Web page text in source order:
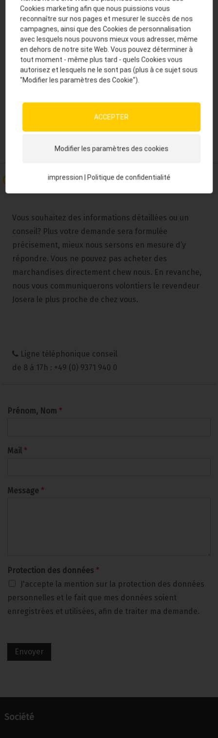
Contact et service
Vous souhaitez des informations détaillées ou un
conseil? Plus votre demande sera formulée
précisement, mieux nous sersons en mesure d’y
répondre. Vous ne pouvez pas acheter des
marchandises directement chew nous. En revanche,
nous vous communiquerons volontiers le revendeur
Josera le plus proche de chez vous.
Ligne téléphonique conseil
de 8 á 17h : +49 (0) 9371 940 0
Prénom, Nom*
Mail*
Message*
Protection des données*
J'accepte la mention sur la protection des données
personnelles et le fait que mes données soient
enregistrées et utilisées, afin de traiter ma demande.
Envoyer
Société
Cookies marketing afin que nous puissions vous
reconnaître sur nos pages et mesurer le succès de nos
campagnes, ainsi que des Cookies de personnalisation
avec lesquels nous pouvons mieux vous adresser, même
en dehors de notre site Web. Vous pouvez déterminer à
tout moment - même plus tard - quels Cookies vous
autorisez et lesquels ne le sont pas (plus à ce sujet sous
"Modifier les paramètres des Cookie").
ACCEPTER
Modifier les paramètres des cookies
impression | Politique de confidentialité